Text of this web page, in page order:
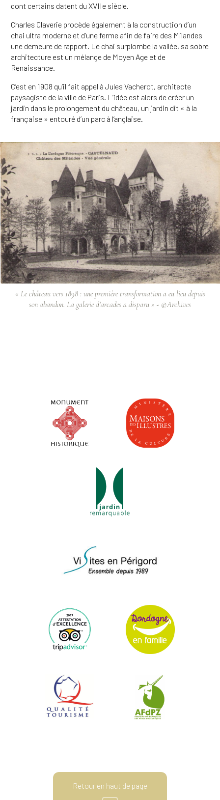
dont certains datent du XVIIe siècle.
Charles Claverie procède également à la construction d’un
chai ultra moderne et d’une ferme afin de faire des Milandes
une demeure de rapport. Le chai surplombe la vallée, sa sobre
architecture est un mélange de Moyen Age et de
Renaissance.
C’est en 1908 qu’il fait appel à Jules Vacherot, architecte
paysagiste de la ville de Paris. L’idée est alors de créer un
jardin dans le prolongement du château, un jardin dit « à la
française » entouré d’un parc à l’anglaise.
« Le château vers 1898 : une première transformation a eu lieu depuis
son abandon. La galerie d’arcades a disparu » - ©Archives
Retour en haut de page